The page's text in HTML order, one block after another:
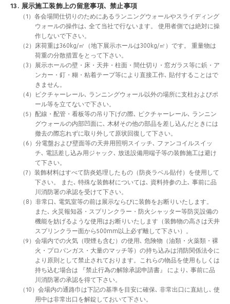
13. 展示施工装飾上の留意事項､ 禁止事項
（1）各会場間仕切りのためにあるランニングウォールやスライディング
ウォールの操作は､ 全て当社で行ないます。 使用者側では絶対に操
作しないで下さい。
（2）床荷重は360kg/㎡（地下展示ホールは300kg/㎡）です。 重量物は
荷重の分散措置をとって下さい。
（3）展示ホールの壁・床・天井・柱面・間仕切り・窓ガラス等に鋲・ア
ンカー・釘・糊・粘着テープ等により直接工作､ 貼付することはで
きません。
（4）ピクチャーレール､ ランニングウォール以外の場所に支柱およびポ
ール等を立てないで下さい。
（5）配線・配管・看板等の吊り下げの際､ ピクチャーレール､ ランニン
グウォールの内部凹面に､ 木材その他の部品を差し込んだときには
撤去の際忘れずに取り外して原状回復して下さい。
（6）分電盤および壁面等の天井用照明スイッチ､ ファンコイルスイッ
チ､ 電話差し込み用ジャック､ 放送設備用端子等の装飾施工は避け
て下さい。
（7）装飾材料はすべて防炎処理したもの（防炎ラベル貼付）を使用して
下さい。 また､ 特殊な装飾材については､ 資料持参の上､ 事前に品
川消防署の承認を受けて下さい。
（8）非常口､ 電気室等の前は展示ならびに装飾をお断りいたします。
また､ 火災報知器・スプリンクラー・防火シャッター等防災設備の
機能を妨げるような使用はお断りいたします（装飾物の高さは天井
スプリンクラー面から500mm以上必ず離して下さい）。
（9）会場内での火気（喫煙も含む）の使用､ 危険物（油類・火薬類・裸
火・プロパンガス・大量のマッチ等）の持ち込みは消防関係法令に
より原則として禁止されております。これらの物品を使用もしくは
持ち込む場合は 『禁止行為の解除承認申請書』 により､ 事前に品
川消防署の承認を得て下さい。
（10）会場内の通路巾は下記の基準を目安に確保､ 非常出口に直結し､ 使
用中は非常出口を解錠しておいて下さい。